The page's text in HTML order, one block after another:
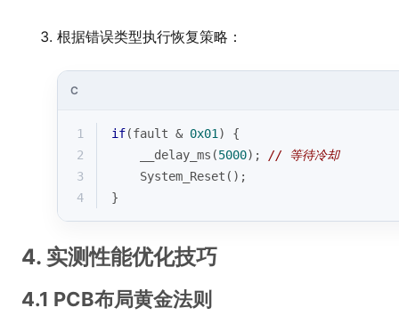
根据错误类型执行恢复策略：
C
1 if(fault & 0x01 ) {
2
    __delay_ms(
5000); // 等待冷却
3
    System_Reset();
4
}
4. 实测性能优化技巧
4.1 PCB布局黄金法则